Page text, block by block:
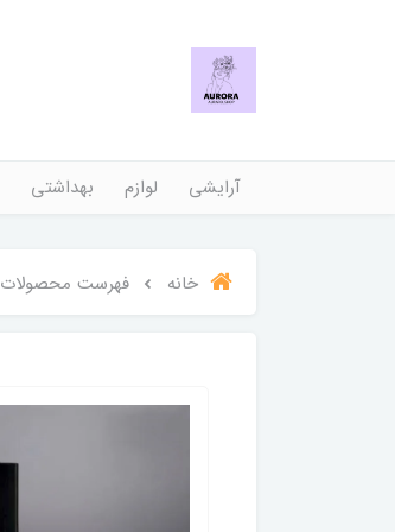
آرایشی لوازم بهداشتی
خانه فهرست محصولات